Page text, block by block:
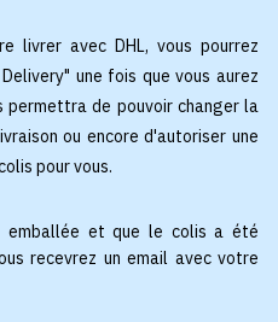
livrer avec DHL, vous pourrez
une fois que vous aurez
permettra de pouvoir changer la
ou encore d'autoriser une
pour vous.
emballée et que le colis a été
recevrez un email avec votre